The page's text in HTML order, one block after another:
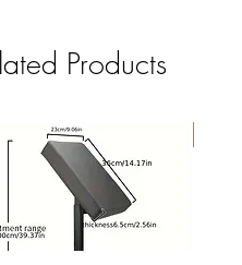
Products